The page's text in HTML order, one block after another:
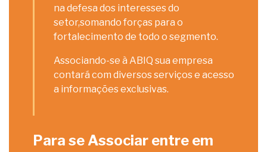
na defesa dos interesses do
setor,somando forças para o
fortalecimento de todo o segmento.
Associando-se à ABIQ sua empresa
contará com diversos serviços e acesso
a informações exclusivas.
Para se Associar entre em